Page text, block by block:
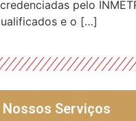
pelo
e o […]
Nossos Serviços